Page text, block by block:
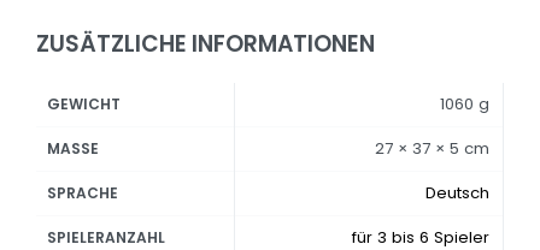
ZUSÄTZLICHE INFORMATIONEN
GEWICHT 1060 g
MASSE 27 × 37 × 5 cm
SPRACHE Deutsch
SPIELERANZAHL für 3 bis 6 Spieler